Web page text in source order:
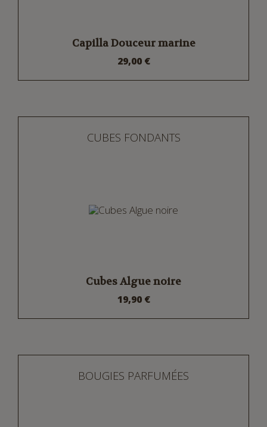
Capilla Douceur marine
29,00 €
CUBES FONDANTS
Cubes Algue noire
19,90 €
BOUGIES PARFUMÉES